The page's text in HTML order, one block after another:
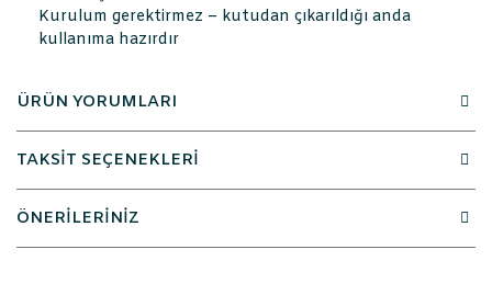
Kurulum gerektirmez – kutudan çıkarıldığı anda
kullanıma hazırdır
ÜRÜN YORUMLARI
TAKSİT SEÇENEKLERİ
ÖNERİLERİNİZ